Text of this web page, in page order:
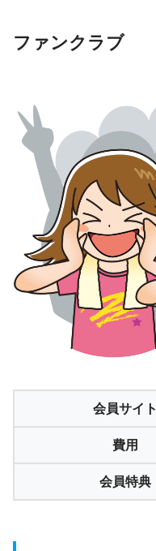
ファンクラブ
会員サイト
費用
会員特典